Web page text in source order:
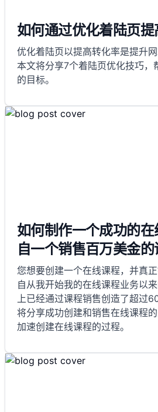
如何通过优化着陆页提
优化着陆页以提高转化率是提升网
本文将分享7个着陆页优化技巧，
的目标。
如何制作一个成功的
自一个销售百万美金的
您想要创建一个在线课程，并真正
自从我开始我的在线课程业务以
上已经通过课程销售创造了超过
将分享成功创建和销售在线课程
加速创建在线课程的过程。